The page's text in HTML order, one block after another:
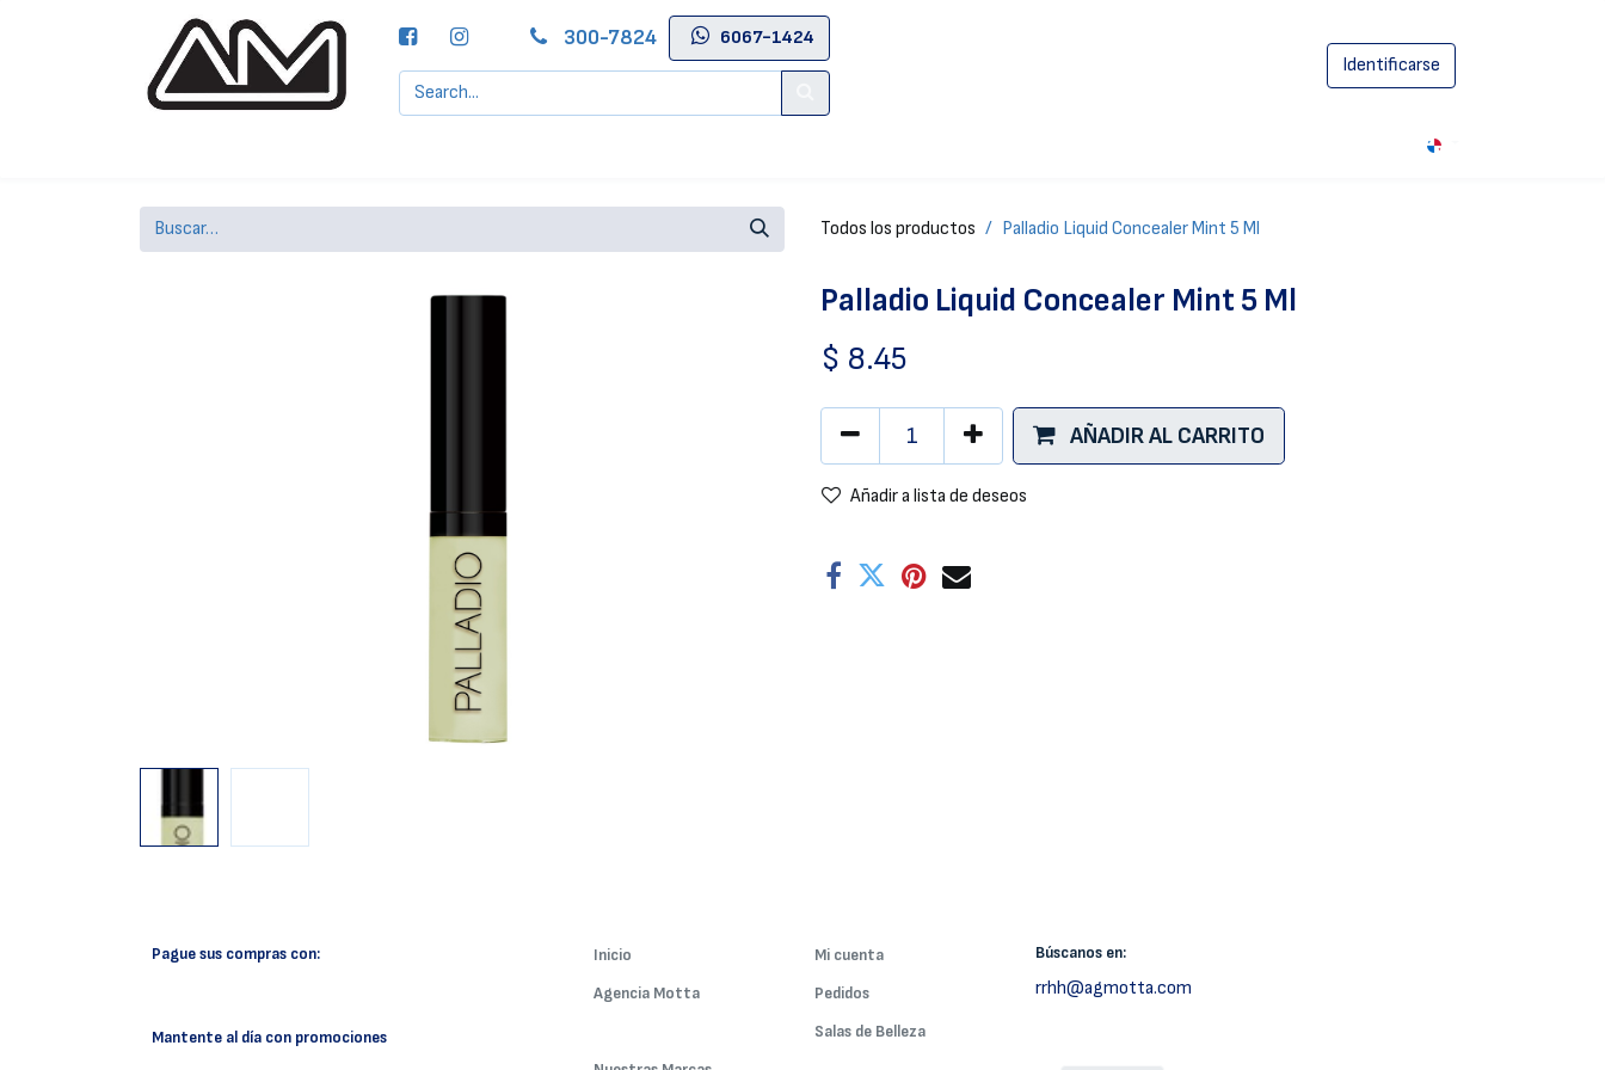
300-7824
6067-1424
Identificarse
Todos los productos Palladio Liquid Concealer Mint 5 Ml
Palladio Liquid Concealer Mint 5 Ml
$ 8.45
AÑADIR AL CARRITO
Añadir a lista de deseos
Pague sus compras con:
Mantente al día con promociones
Inicio
Agencia Motta
Mi cuenta
Pedidos
Salas de Belleza
Búscanos en:
rrhh@agmotta.com